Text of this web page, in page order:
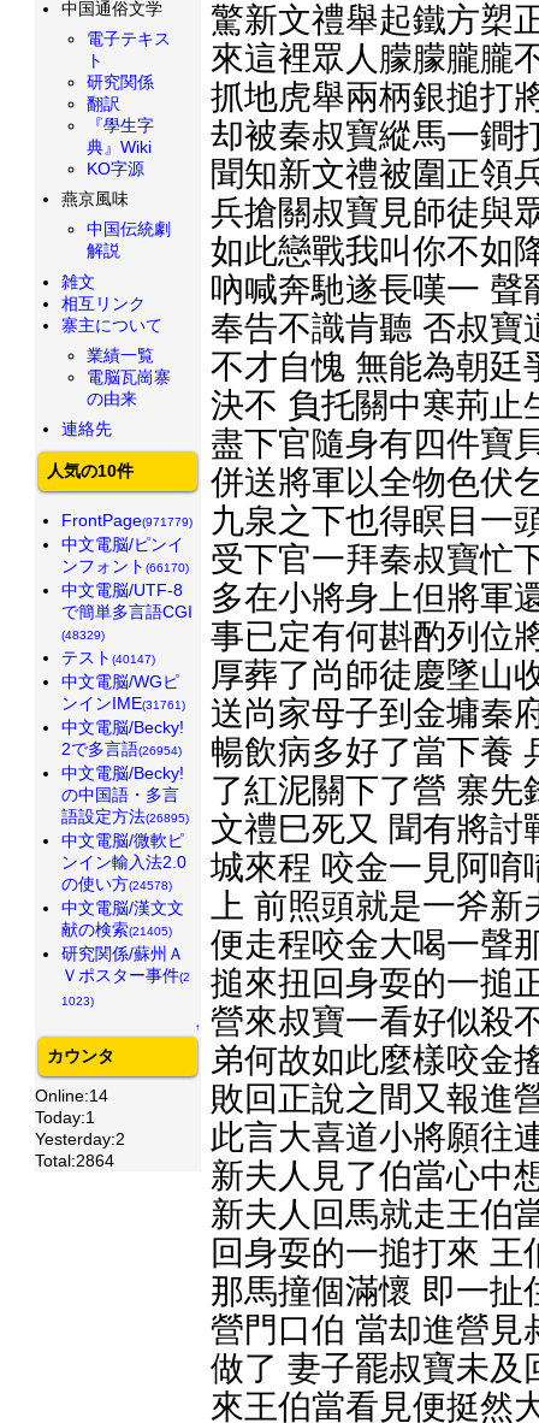
驚新文禮舉起鐵方槊
來這裡眾人朦朦朧朧
抓地虎舉兩柄銀搥打
却被秦叔寶縱馬一鐧
聞知新文禮被圍正領
兵搶關叔寶見師徒與
如此戀戰我叫你不如
吶喊奔馳遂長嘆一 聲
奉告不識肯聽 否叔寶
不才自愧 無能為朝廷
決不 負托關中寒荊止
盡下官隨身有四件寶
併送將軍以全物色伏
九泉之下也得瞑目一
受下官一拜秦叔寶忙
多在小將身上但將軍
事已定有何斟酌列位
厚葬了尚師徒慶墜山
送尚家母子到金墉秦
暢飲病多好了當下養
了紅泥關下了營 寨先
文禮巳死又 聞有將討
城來程 咬金一見阿唷
上 前照頭就是一斧
便走程咬金大喝一聲
搥來扭回身耍的一搥
營來叔寶一看好似殺
弟何故如此麼樣咬金
敗回正說之間又報進
此言大喜道小將願往
新夫人見了伯當心中
新夫人回馬就走王伯
回身耍的一搥打來
那馬撞個滿懷 即一扯
營門口伯 當却進營見
做了 妻子罷叔寶未及
來王伯當看見便挺然
中国通俗文学
電子テキス
ト
研究関係
翻訳
『學生字
典』Wiki
KO字源
燕京風味
中国伝統劇
解説
雑文
相互リンク
寨主について
業績一覧
電脳瓦崗寨
の由来
連絡先
人気の10件
FrontPage(971779)
中文電脳/ピンイ
ンフォント (66170)
中文電脳/UTF-8
で簡単多言語CGI
(48329)
テスト (40147)
中文電脳/WGピ
ンインIME(31761)
中文電脳/Becky!
2で多言語(26954)
中文電脳/Becky!
の中国語・多言
語設定方法(26895)
中文電脳/微軟ピ
ンイン輸入法2.0
の使い方(24578)
中文電脳/漢文文
献の検索(21405)
研究関係/蘇州Ａ
Ｖポスター事件(2
1023)
↑
カウンタ
Online:14
Today:1
Yesterday:2
Total:2864